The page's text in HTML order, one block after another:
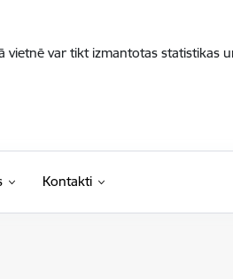
var tikt izmantotas statistikas
Kontakti